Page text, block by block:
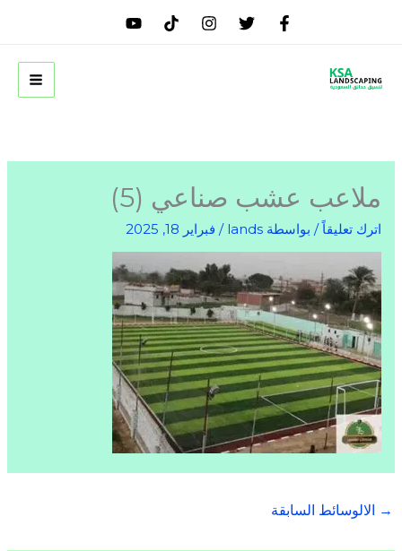
ملاعب عشب صناعي (5)
اترك تعليقاً / بواسطة lands
/ فبراير 18, 2025
→ الالوسائط السابقة